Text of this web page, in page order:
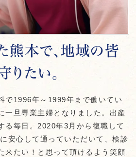
熊本で、地域の皆
りたい。
で1996年～1999年まで働いてい
一旦専業主婦となりました。出産
る毎日。2020年3月から復職して
安心して通っていただいて、検診
来たい！と思って頂けるよう笑顔